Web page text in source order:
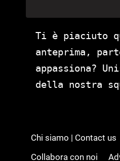
Ti è piaciuto
anteprima,
appassiona?
della nostra
Chi siamo | Contact us
Collabora con noi